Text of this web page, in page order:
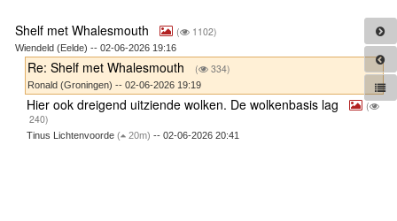
Shelf met Whalesmouth ( 1102)
Wiendeld (Eelde) -- 02-06-2026 19:16
Re: Shelf met Whalesmouth ( 334)
Ronald (Groningen) -- 02-06-2026 19:19
Hier ook dreigend uitziende wolken. De wolkenbasis lag
(
240)
Tinus Lichtenvoorde ( 20m) -- 02-06-2026 20:41